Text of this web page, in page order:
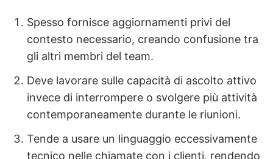
Spesso fornisce aggiornamenti privi del
contesto necessario, creando confusione tra
gli altri membri del team.
Deve lavorare sulle capacità di ascolto attivo
invece di interrompere o svolgere più attività
contemporaneamente durante le riunioni.
Tende a usare un linguaggio eccessivamente
tecnico nelle chiamate con i clienti, rendendo